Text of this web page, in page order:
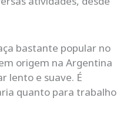
bastante popular no
origem na Argentina
lento e suave. É
quanto para trabalho